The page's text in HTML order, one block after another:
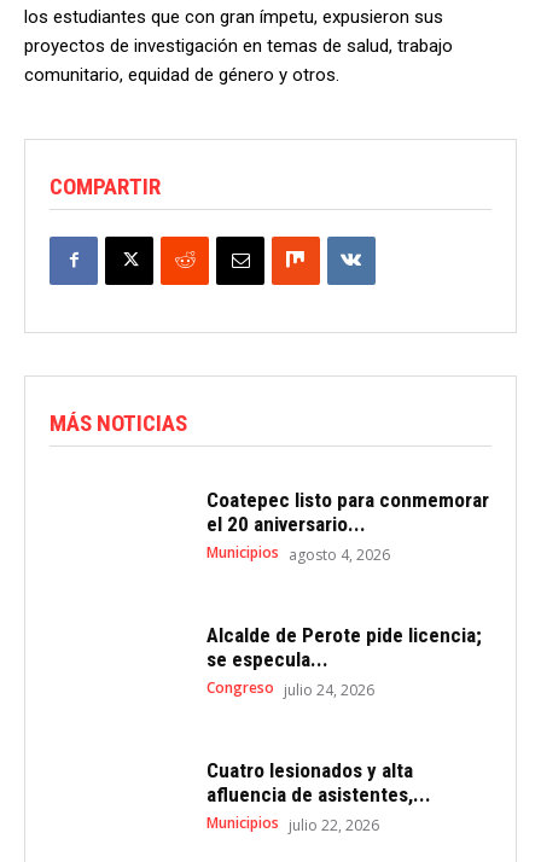
los estudiantes que con gran ímpetu, expusieron sus
proyectos de investigación en temas de salud, trabajo
comunitario, equidad de género y otros.
COMPARTIR
MÁS NOTICIAS
Coatepec listo para conmemorar
el 20 aniversario...
Municipios agosto 4, 2026
Alcalde de Perote pide licencia;
se especula...
Congreso julio 24, 2026
Cuatro lesionados y alta
afluencia de asistentes,...
Municipios julio 22, 2026